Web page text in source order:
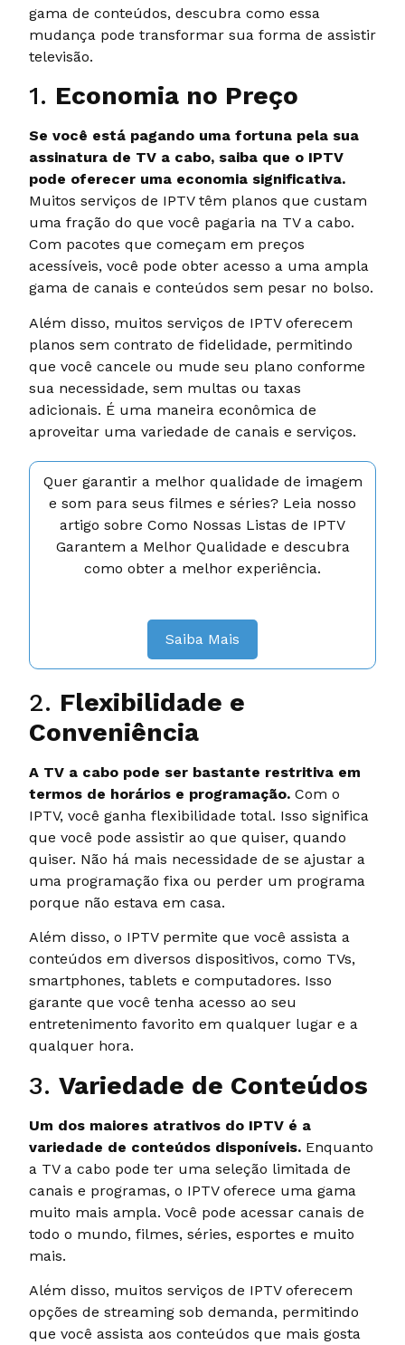
gama de conteúdos, descubra como essa
mudança pode transformar sua forma de assistir
televisão.
1. Economia no Preço
Se você está pagando uma fortuna pela sua
assinatura de TV a cabo, saiba que o IPTV
pode oferecer uma economia significativa.
Muitos serviços de IPTV têm planos que custam
uma fração do que você pagaria na TV a cabo.
Com pacotes que começam em preços
acessíveis, você pode obter acesso a uma ampla
gama de canais e conteúdos sem pesar no bolso.
Além disso, muitos serviços de IPTV oferecem
planos sem contrato de fidelidade, permitindo
que você cancele ou mude seu plano conforme
sua necessidade, sem multas ou taxas
adicionais. É uma maneira econômica de
aproveitar uma variedade de canais e serviços.
Quer garantir a melhor qualidade de imagem
e som para seus filmes e séries? Leia nosso
artigo sobre Como Nossas Listas de IPTV
Garantem a Melhor Qualidade e descubra
como obter a melhor experiência.
Saiba Mais
2. Flexibilidade e
Conveniência
A TV a cabo pode ser bastante restritiva em
termos de horários e programação. Com o
IPTV, você ganha flexibilidade total. Isso significa
que você pode assistir ao que quiser, quando
quiser. Não há mais necessidade de se ajustar a
uma programação fixa ou perder um programa
porque não estava em casa.
Além disso, o IPTV permite que você assista a
conteúdos em diversos dispositivos, como TVs,
smartphones, tablets e computadores. Isso
garante que você tenha acesso ao seu
entretenimento favorito em qualquer lugar e a
qualquer hora.
3. Variedade de Conteúdos
Um dos maiores atrativos do IPTV é a
variedade de conteúdos disponíveis. Enquanto
a TV a cabo pode ter uma seleção limitada de
canais e programas, o IPTV oferece uma gama
muito mais ampla. Você pode acessar canais de
todo o mundo, filmes, séries, esportes e muito
mais.
Além disso, muitos serviços de IPTV oferecem
opções de streaming sob demanda, permitindo
que você assista aos conteúdos que mais gosta